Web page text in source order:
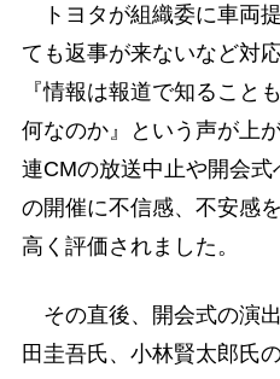
トヨタが組織委に車両
ても返事が来ないなど対
『情報は報道で知ること
何なのか』という声が上
連CMの放送中止や開会
の開催に不信感、不安感
高く評価されました。
その直後、開会式の演
田圭吾氏、小林賢太郎氏